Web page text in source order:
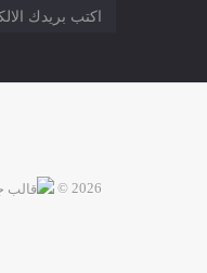
2026 ©